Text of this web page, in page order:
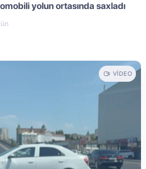
yolun ortasında saxladı
VIDEO